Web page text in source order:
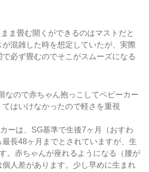
ま畳む開くができるのはマストだと
混雑した時を想定していたが、実際
必ず畳むのでそこがスムーズになる
なので赤ちゃん抱っこしてベビーカー
てはいけなかったので軽さを重視
ーは、SG基準で生後7ヶ月（おすわ
最長48ヶ月までとされていますが、生
。赤ちゃんが座れるようになる（腰が
人差があります。少し早めに生まれ